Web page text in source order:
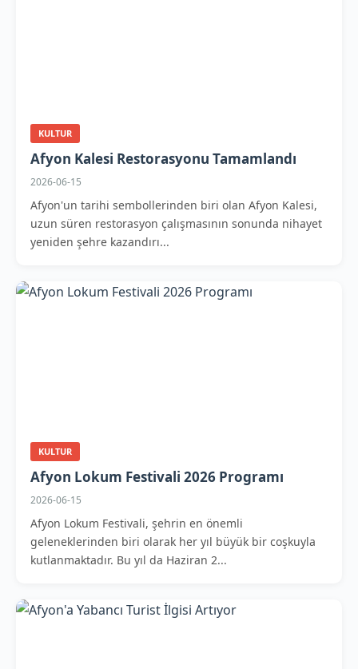
KULTUR
Afyon Kalesi Restorasyonu Tamamlandı
2026-06-15
Afyon'un tarihi sembollerinden biri olan Afyon Kalesi,
uzun süren restorasyon çalışmasının sonunda nihayet
yeniden şehre kazandırı...
KULTUR
Afyon Lokum Festivali 2026 Programı
2026-06-15
Afyon Lokum Festivali, şehrin en önemli
geleneklerinden biri olarak her yıl büyük bir coşkuyla
kutlanmaktadır. Bu yıl da Haziran 2...